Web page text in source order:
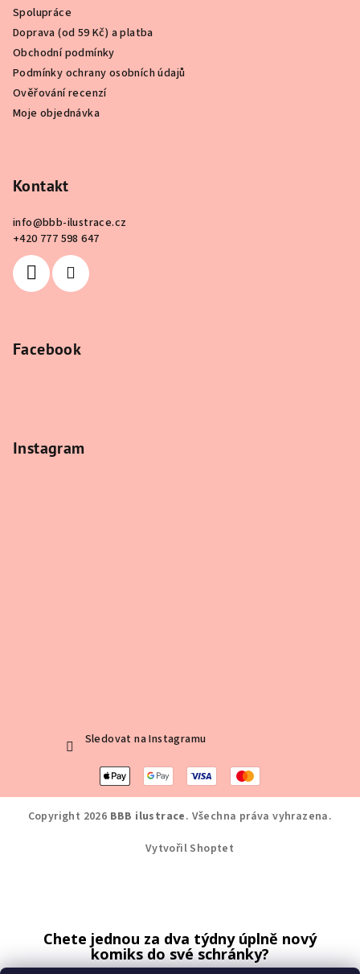
Spolupráce
Doprava (od 59 Kč) a platba
Obchodní podmínky
Podmínky ochrany osobních údajů
Ověřování recenzí
Moje objednávka
Kontakt
info@bbb-ilustrace.cz
+420 777 598 647
Facebook
Instagram
Sledovat na Instagramu
Copyright 2026 BBB ilustrace. Všechna práva vyhrazena.
Vytvořil Shoptet
Chete jednou za dva týdny úplně nový
komiks do své schránky?